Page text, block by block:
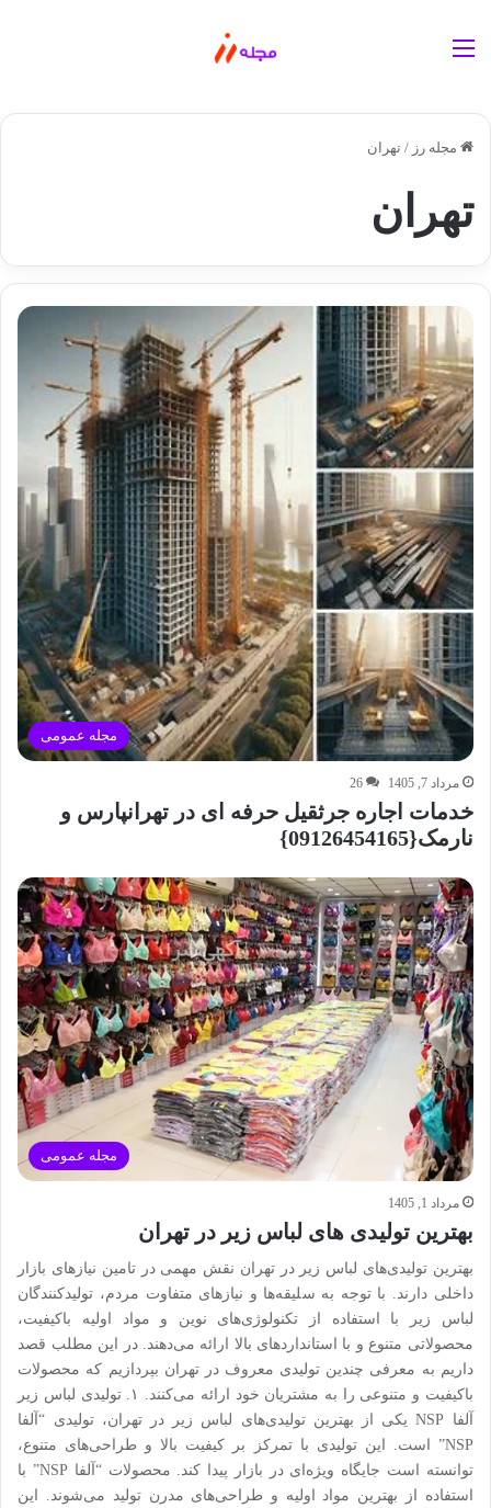
مجله رز / تهران
تهران
مجله عمومی
مرداد 7, 1405 26
خدمات اجاره جرثقیل حرفه ای در تهرانپارس و
نارمک{09126454165}
مجله عمومی
مرداد 1, 1405
بهترین تولیدی های لباس زیر در تهران
بهترین تولیدی‌های لباس زیر در تهران نقش مهمی در تامین نیازهای بازار
داخلی دارند. با توجه به سلیقه‌ها و نیازهای متفاوت مردم، تولیدکنندگان
لباس زیر با استفاده از تکنولوژی‌های نوین و مواد اولیه باکیفیت،
محصولاتی متنوع و با استانداردهای بالا ارائه می‌دهند. در این مطلب قصد
داریم به معرفی چندین تولیدی معروف در تهران بپردازیم که محصولات
باکیفیت و متنوعی را به مشتریان خود ارائه می‌کنند. ۱. تولیدی لباس زیر
آلفا NSP یکی از بهترین تولیدی‌های لباس زیر در تهران، تولیدی “آلفا
NSP” است. این تولیدی با تمرکز بر کیفیت بالا و طراحی‌های متنوع،
توانسته است جایگاه ویژه‌ای در بازار پیدا کند. محصولات “آلفا NSP” با
استفاده از بهترین مواد اولیه و طراحی‌های مدرن تولید می‌شوند. این